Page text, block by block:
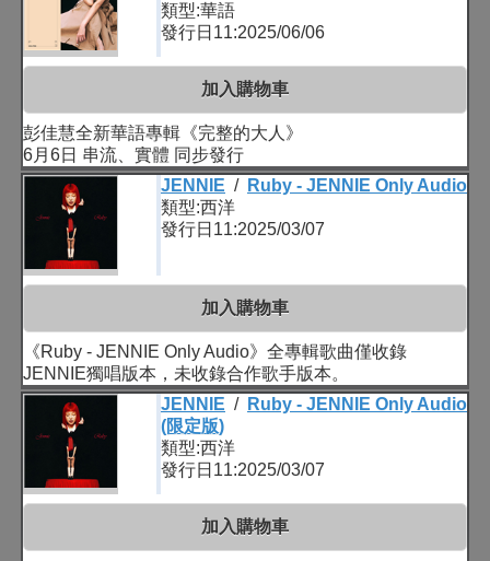
類型:華語
發行日11:2025/06/06
加入購物車
彭佳慧全新華語專輯《完整的大人》
6月6日 串流、實體 同步發行
JENNIE / Ruby - JENNIE Only Audio
類型:西洋
發行日11:2025/03/07
加入購物車
《Ruby - JENNIE Only Audio》全專輯歌曲僅收錄
JENNIE獨唱版本，未收錄合作歌手版本。
JENNIE / Ruby - JENNIE Only Audio
(限定版)
類型:西洋
發行日11:2025/03/07
加入購物車